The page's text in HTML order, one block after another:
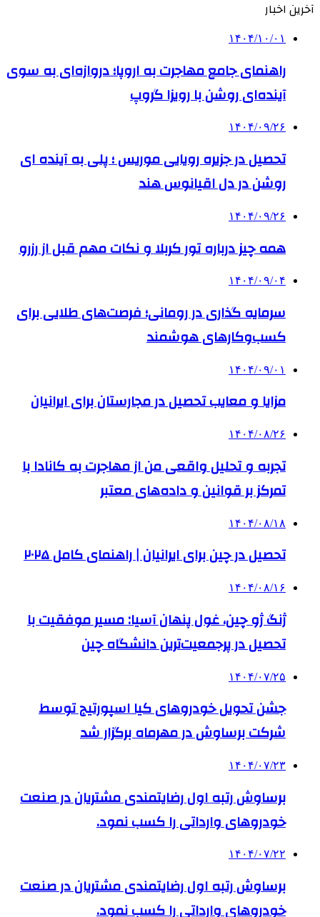
آخرین اخبار
۱۴۰۴/۱۰/۰۱
راهنمای جامع مهاجرت به اروپا؛ دروازه‌ای به سوی
آینده‌ای روشن با رویزا گروپ
۱۴۰۴/۰۹/۲۶
تحصیل در جزیره رویایی موریس ؛ پلی به آینده ‌ای
روشن در دل اقیانوس ‌هند
۱۴۰۴/۰۹/۲۶
همه چیز درباره تور کربلا و نکات مهم قبل از رزرو
۱۴۰۴/۰۹/۰۴
سرمایه گذاری در رومانی؛ فرصت‌های طلایی برای
کسب‌وکارهای هوشمند
۱۴۰۴/۰۹/۰۱
مزایا و معایب تحصیل در مجارستان برای ایرانیان
۱۴۰۴/۰۸/۲۶
تجربه و تحلیل واقعی من از مهاجرت به کانادا با
تمرکز بر قوانین و داده‌های معتبر
۱۴۰۴/۰۸/۱۸
تحصیل در چین برای ایرانیان | راهنمای کامل ۲۰۲۵
۱۴۰۴/۰۸/۱۶
ژنگ ژو چین، غول پنهان آسیا: مسیر موفقیت با
تحصیل در پرجمعیت‌ترین دانشگاه چین
۱۴۰۴/۰۷/۲۵
جشن تحویل خودروهای کیا اسپورتیج توسط
شرکت برساوش در مهرماه برگزار شد
۱۴۰۴/۰۷/۲۳
برساوش رتبه اول رضایتمندی مشتریان در صنعت
خودروهای وارداتی را کسب نمود.
۱۴۰۴/۰۷/۲۲
برساوش رتبه اول رضایتمندی مشتریان در صنعت
خودروهای وارداتی را کسب نمود.